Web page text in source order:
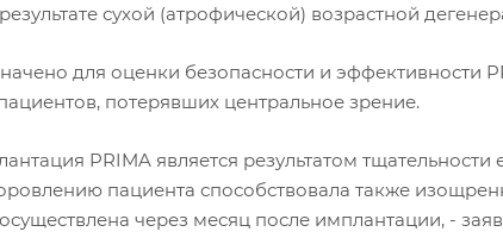
сухой (атрофической) возрастной
для оценки безопасности и эффективности
потерявших центральное зрение.
PRIMA является результатом тщательности
пациента способствовала также
через месяц после имплантации, -